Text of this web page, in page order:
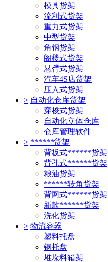
模具货架
流利式货架
重力式货架
中型货架
角钢货架
阁楼式货架
悬臂式货架
汽车4S店货架
压入式货架
> 自动化仓库货架
穿梭式货架
自动化立体仓库
仓库管理软件
> ******货架
背板式******货架
背孔式******货架
粮油货架
******转角货架
背网式******货架
新款******货架
洗化货架
> 物流容器
塑料托盘
钢托盘
堆垛料箱架